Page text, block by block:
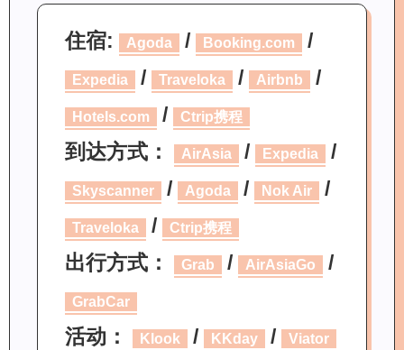
住宿: Agoda / Booking.com /
Expedia / Traveloka / Airbnb /
Hotels.com / Ctrip携程
到达方式： AirAsia / Expedia /
Skyscanner / Agoda / Nok Air /
Traveloka / Ctrip携程
出行方式： Grab / AirAsiaGo /
GrabCar
活动： Klook / KKday / Viator